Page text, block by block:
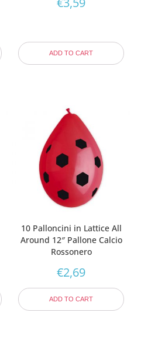
ADD TO CART
10 Palloncini in Lattice All
Around 12″ Pallone Calcio
Rossonero
€2,69
ADD TO CART